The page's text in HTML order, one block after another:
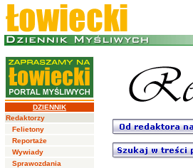
DZIENNIK
Redaktorzy
Felietony
Reportaże
Wywiady
Sprawozdania